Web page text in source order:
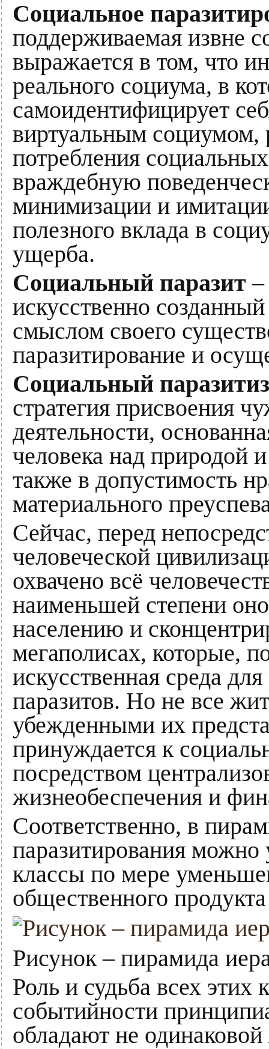
Социальное
поддерживаемая извне
выражается в том, что
реального социума, в
самоидентифицирует
виртуальным социумом,
потребления
враждебную
минимизации и
полезного вклада в
ущерба.
Социальный паразит –
искусственно
смыслом своего
паразитирование и
Социальный
стратегия присвоения
деятельности,
человека над природой
также в допустимость
материального
Сейчас, перед
человеческой
охвачено всё
наименьшей степени
населению и
мегаполисах, которые,
искусственная среда
паразитов. Но не все
убежденными их
принуждается к
посредством
жизнеобеспечения и
Соответственно, в
паразитирования
классы по мере
общественного
Рисунок – пирамида
Роль и судьба всех этих
событийности
обладают не